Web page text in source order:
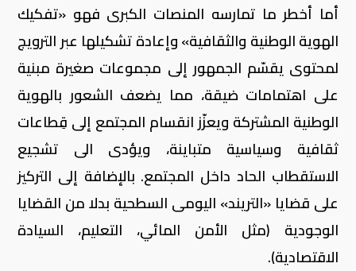
أما أخطر ما تمارسه المنصات الكبرى فهو «تفكيك
الهوية الوطنية والثقافية» وإعادة تشكيلها عبر الترويج
لمحتوى يقسّم الجمهور إلى مجموعات صغيرة مبنية
على اهتمامات ضيقة، مما يضعف الشعور بالهوية
الوطنية المشتركة ويعزّز انقسام المجتمع إلى قِطاعات
ثقافية وسياسية متباينة، ويؤدى الى تشجيع
الاستقطاب الحاد داخل المجتمع. بالإضافة إلى التركيز
على قضايا «التريند» اليومى السطحية بدلا من القضايا
الوجودية (مثل الأمن المائي، التعليم، السيادة
الاقتصادية).